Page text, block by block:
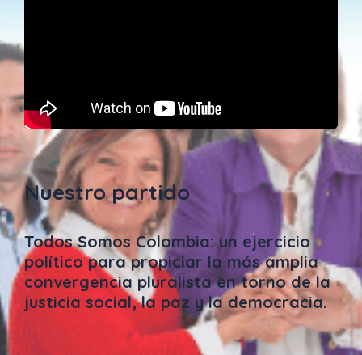
Nuestro partido
Todos Somos Colombia: un ejercicio
político para propiciar la más amplia
convergencia pluralista en torno de la
justicia social, la paz y la democracia.